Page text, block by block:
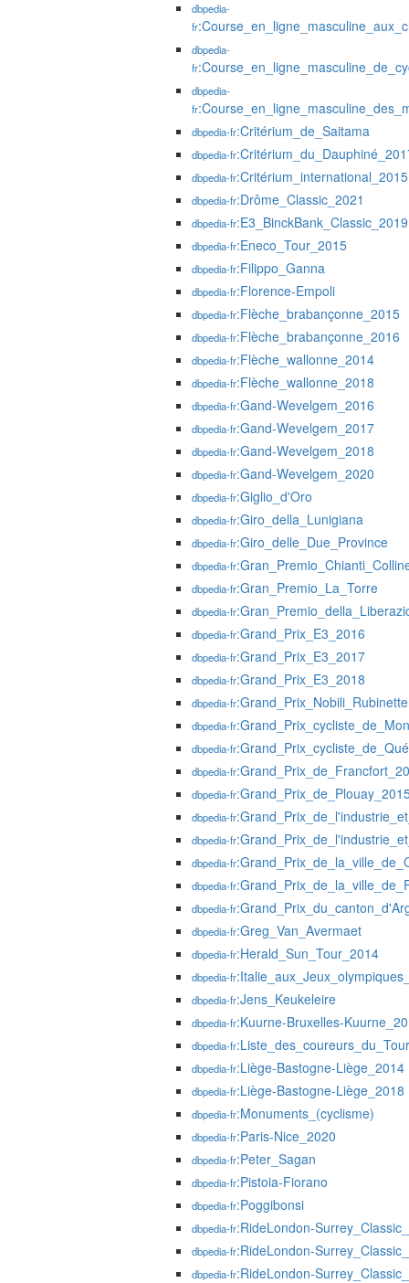
dbpedia-
fr
dbpedia-
fr
dbpedia-
fr
dbpedia-fr:Critérium_de_Saitama
dbpedia-fr
dbpedia-fr:Critérium_international_2015
dbpedia-fr:Drôme_Classic_2021
dbpedia-fr:E3_BinckBank_Classic_2019
dbpedia-fr:Eneco_Tour_2015
dbpedia-fr:Filippo_Ganna
dbpedia-fr:Florence-Empoli
dbpedia-fr:Flèche_brabançonne_2015
dbpedia-fr:Flèche_brabançonne_2016
dbpedia-fr:Flèche_wallonne_2014
dbpedia-fr:Flèche_wallonne_2018
dbpedia-fr:Gand-Wevelgem_2016
dbpedia-fr:Gand-Wevelgem_2017
dbpedia-fr:Gand-Wevelgem_2018
dbpedia-fr:Gand-Wevelgem_2020
dbpedia-fr:Giglio_d'Oro
dbpedia-fr:Giro_della_Lunigiana
dbpedia-fr:Giro_delle_Due_Province
dbpedia-fr
dbpedia-fr:Gran_Premio_La_Torre
dbpedia-fr
dbpedia-fr:Grand_Prix_E3_2016
dbpedia-fr:Grand_Prix_E3_2017
dbpedia-fr:Grand_Prix_E3_2018
dbpedia-fr
dbpedia-fr
dbpedia-fr
dbpedia-fr
dbpedia-fr
dbpedia-fr
dbpedia-fr
dbpedia-fr
dbpedia-fr
dbpedia-fr
dbpedia-fr:Greg_Van_Avermaet
dbpedia-fr:Herald_Sun_Tour_2014
dbpedia-fr
dbpedia-fr:Jens_Keukeleire
dbpedia-fr:Kuurne-Bruxelles-
dbpedia-fr
dbpedia-fr:Liège-Bastogne-Liège_2014
dbpedia-fr:Liège-Bastogne-Liège_2018
dbpedia-fr:Monuments_(cyclisme)
dbpedia-fr:Paris-Nice_2020
dbpedia-fr:Peter_Sagan
dbpedia-fr:Pistoia-Fiorano
dbpedia-fr:Poggibonsi
dbpedia-fr:RideLondon-
dbpedia-fr:RideLondon-
dbpedia-fr:RideLondon-